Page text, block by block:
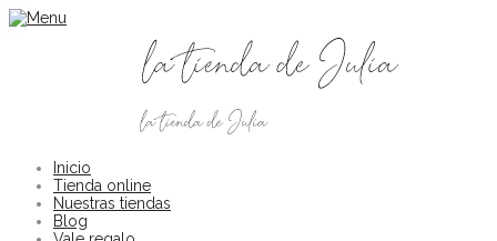
Inicio
Tienda online
Nuestras tiendas
Blog